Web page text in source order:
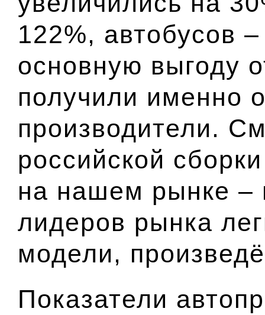
122%, автобусов
основную выгоду
получили именно
производители.
российской
на нашем рынке –
лидеров рынка
модели,
Показатели